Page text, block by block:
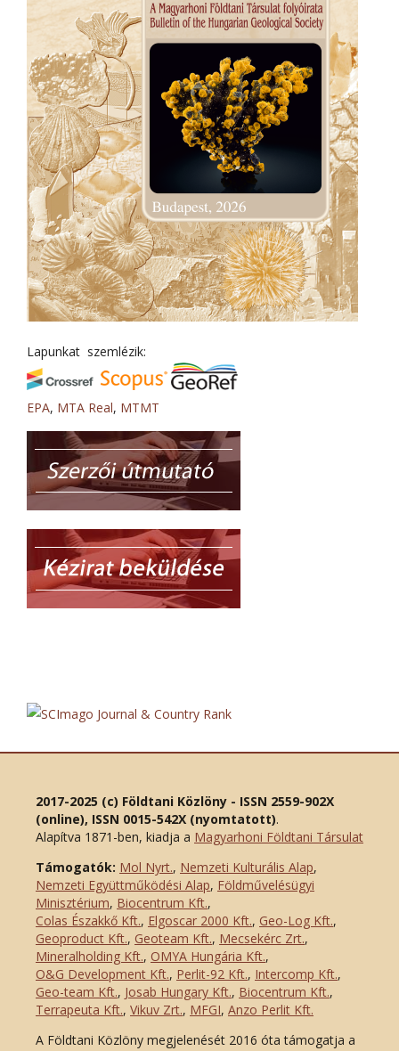
Lapunkat szemlézik:
EPA, MTA Real, MTMT
2017-2025 (c) Földtani Közlöny - ISSN 2559-902X
(online), ISSN 0015-542X (nyomtatott).
Alapítva 1871-ben, kiadja a Magyarhoni Földtani Társulat
Támogatók: Mol Nyrt., Nemzeti Kulturális Alap,
Nemzeti Együttműködési Alap, Földművelésügyi
Minisztérium, Biocentrum Kft.,
Colas Északkő Kft., Elgoscar 2000 Kft., Geo-Log Kft.,
Geoproduct Kft., Geoteam Kft., Mecsekérc Zrt.,
Mineralholding Kft., OMYA Hungária Kft.,
O&G Development Kft., Perlit-92 Kft., Intercomp Kft.,
Geo-team Kft., Josab Hungary Kft., Biocentrum Kft.,
Terrapeuta Kft., Vikuv Zrt., MFGI, Anzo Perlit Kft.
A Földtani Közlöny megjelenését 2016 óta támogatja a